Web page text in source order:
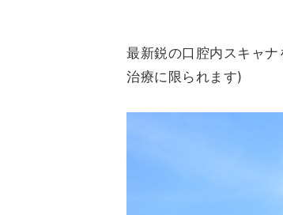
最新鋭の口腔内スキャ
治療に限られます)